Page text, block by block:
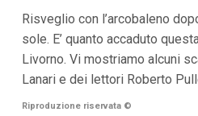
t
p
i
n
Risveglio con l’arcobaleno
sole. E’ quanto accaduto
Livorno. Vi mostriamo alcuni
Lanari e dei lettori Roberto
Riproduzione riservata ©